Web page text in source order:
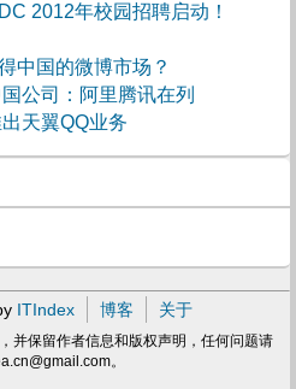
2012年校园招聘启动！
中国的微博市场？
公司：阿里腾讯在列
天翼QQ业务
ITIndex 博客 关于
并保留作者信息和版权声明，任何问题请
。